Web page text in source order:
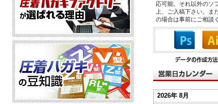
応可能。それ以外のソ
上、ご入稿下さい。ま
の場合は事前にご相談
2026年 8月